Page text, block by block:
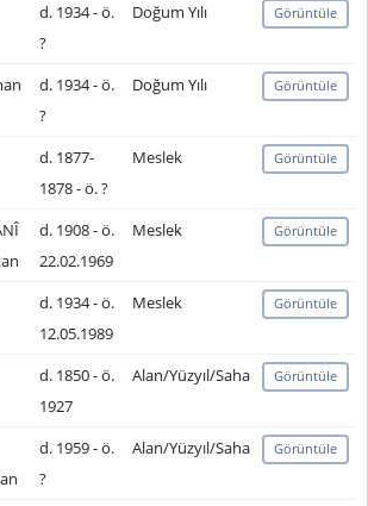
d. 1934 - ö.
?
Doğum Yılı Görüntüle
d. 1934 - ö.
?
Doğum Yılı Görüntüle
d. 1877-
1878 - ö. ?
Meslek Görüntüle
d. 1908 - ö.
22.02.1969
Meslek Görüntüle
d. 1934 - ö.
12.05.1989
Meslek Görüntüle
d. 1850 - ö.
1927
Alan/Yüzyıl/Saha Görüntüle
d. 1959 - ö.
?
Alan/Yüzyıl/Saha Görüntüle